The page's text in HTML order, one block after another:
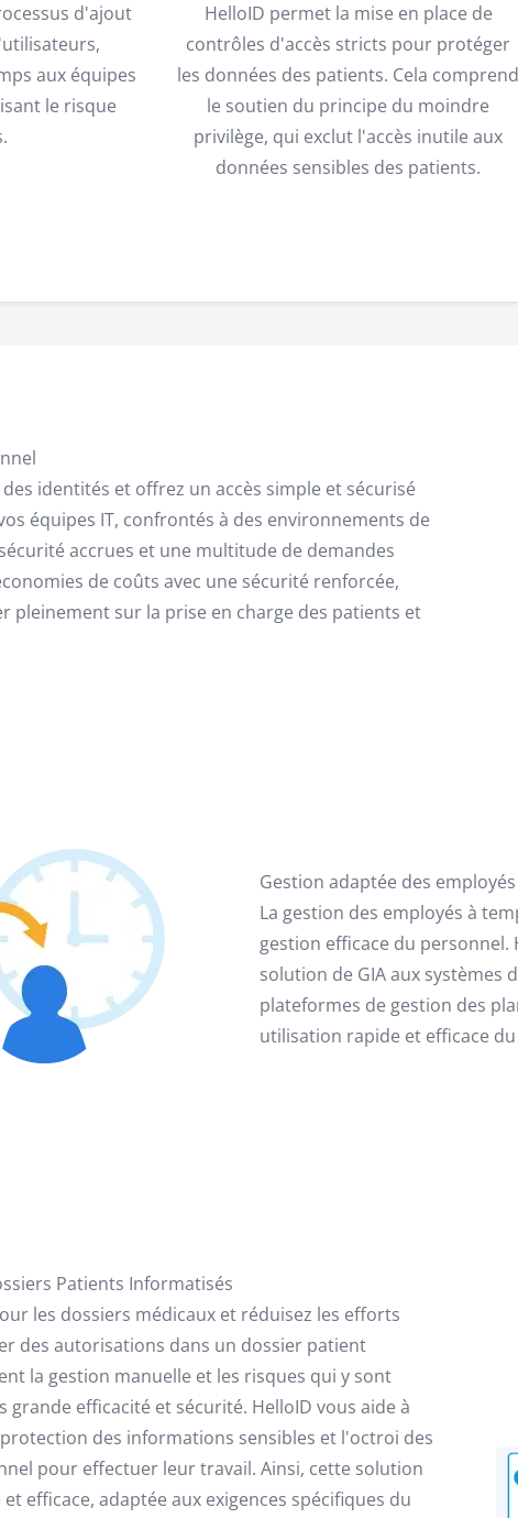
d'ajout
aux équipes
le risque
HelloID permet la mise en place de
contrôles d'accès stricts pour protéger
les données des patients. Cela comprend
le soutien du principe du moindre
privilège, qui exclut l'accès inutile aux
données sensibles des patients.
identités et offrez un accès simple et sécurisé
équipes IT, confrontés à des environnements de
accrues et une multitude de demandes
de coûts avec une sécurité renforcée,
pleinement sur la prise en charge des patients et
Gestion adaptée des
La gestion des employés à
gestion efficace du
solution de GIA aux systèmes
plateformes de gestion des
utilisation rapide et efficace
Patients Informatisés
les dossiers médicaux et réduisez les efforts
des autorisations dans un dossier patient
la gestion manuelle et les risques qui y sont
grande efficacité et sécurité. HelloID vous aide à
des informations sensibles et l'octroi des
pour effectuer leur travail. Ainsi, cette solution
efficace, adaptée aux exigences spécifiques du